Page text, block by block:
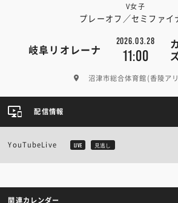
V女子
プレーオフ／セミファイ
岐阜リオレーナ
2026.03.28
11:00
沼津市総合体育館(香陵ア
配信情報
YouTubeLive LIVE 見逃し
関連カレンダー